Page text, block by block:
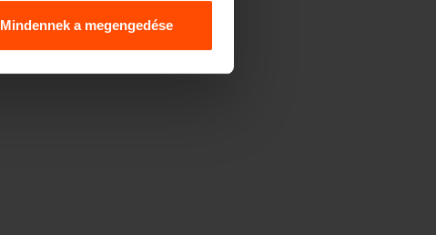
Mindennek a megengedése